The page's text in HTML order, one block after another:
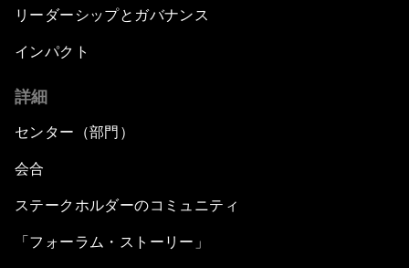
リーダーシップとガバナンス
インパクト
詳細
センター（部門）
会合
ステークホルダーのコミュニティ
「フォーラム・ストーリー」